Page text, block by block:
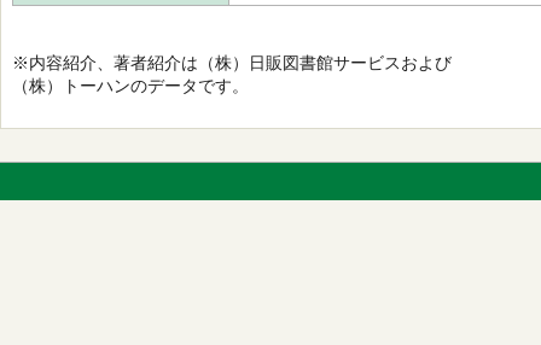
※内容紹介、著者紹介は（株）日販図書館サービスおよび
（株）トーハンのデータです。